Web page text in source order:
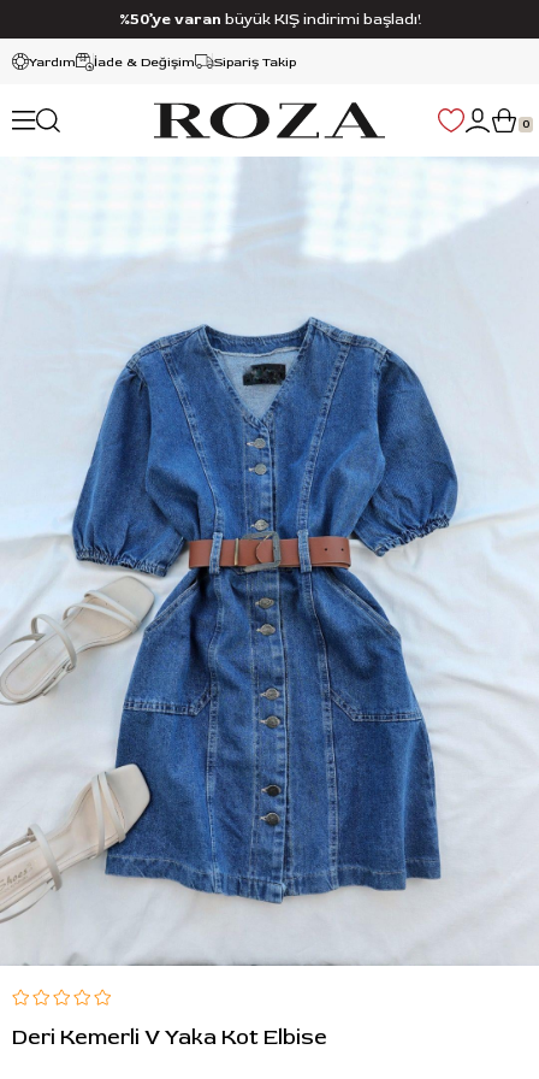
Yardım İade & Değişim Sipariş Takip
%50’ye varan büyük KIŞ indirimi başladı!
0
Deri Kemerli V Yaka Kot Elbise